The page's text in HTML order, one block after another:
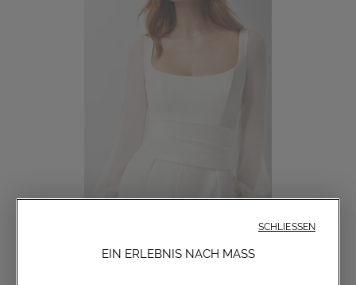
EIN ERLEBNIS NACH MASS
SCHLIESSEN